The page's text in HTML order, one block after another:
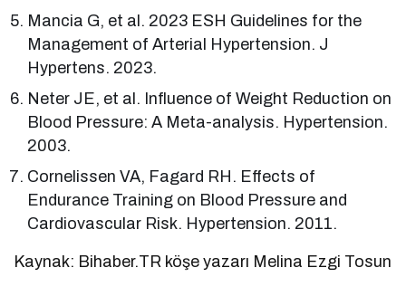
Mancia G, et al. 2023 ESH Guidelines for the
Management of Arterial Hypertension. J
Hypertens. 2023.
Neter JE, et al. Influence of Weight Reduction on
Blood Pressure: A Meta-analysis. Hypertension.
2003.
Cornelissen VA, Fagard RH. Effects of
Endurance Training on Blood Pressure and
Cardiovascular Risk. Hypertension. 2011.
Kaynak: Bihaber.TR köşe yazarı Melina Ezgi Tosun